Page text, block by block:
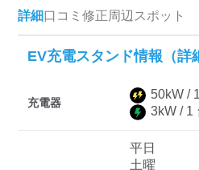
EV充電エネチェンジ
三菱ディーラーを表示
詳細口コミ 修正周辺スポット
EV充電スタンド情報（詳
充電器
50kW / 1
3kW / 1
平日
土曜